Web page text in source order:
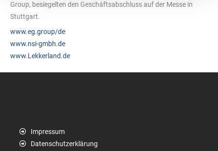
Group, besiegelten den Geschäftsabschluss auf der Messe in
Stuttgart.
www.eg.group/de
www.nsi-gmbh.de
www.Lekkerland.de
Impressum
Datenschutzerklärung